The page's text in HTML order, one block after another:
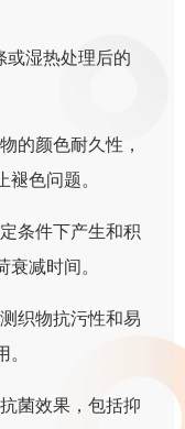
或湿热处理后的
的颜色耐久性，
色问题。
条件下产生和积
减时间。
织物抗污性和易
菌效果，包括抑